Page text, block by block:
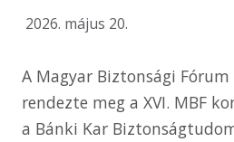
2026. május 20.
A Magyar Biztonsági
rendezte meg a XVI. MBF
a Bánki Kar